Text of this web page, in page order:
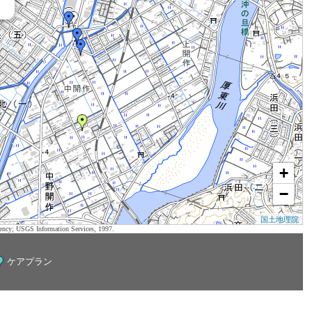
+
−
国土地理院
USGS Information Services, 1997.
ケアプラン